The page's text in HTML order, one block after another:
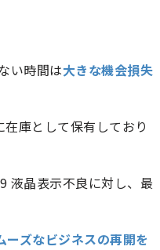
い時間は大きな機会損失
庫として保有しており
液晶表示不良に対し、最
ーズなビジネスの再開を